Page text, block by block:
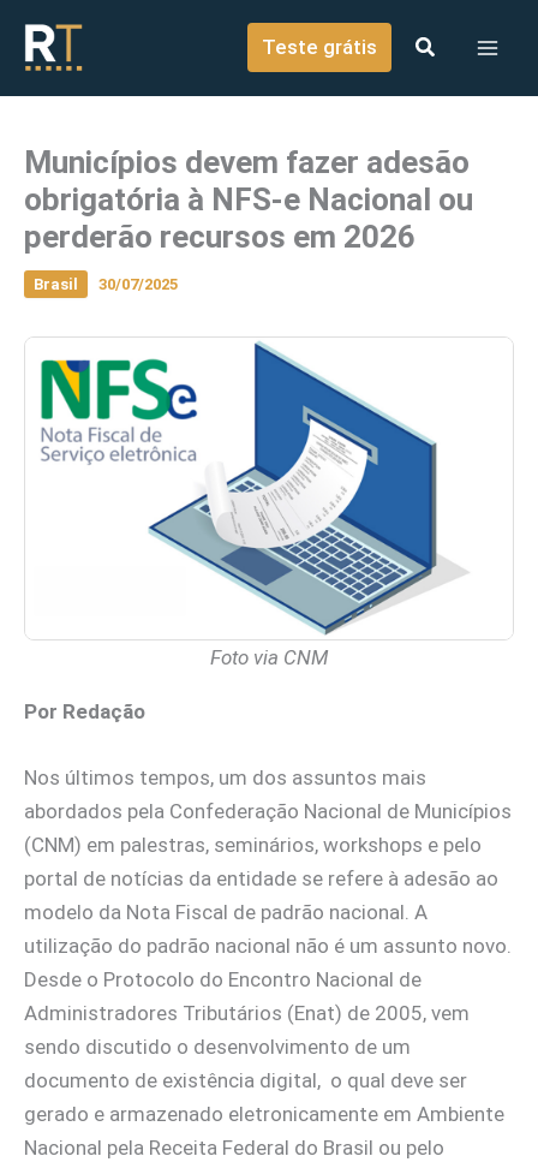
conteúdo
Teste grátis
Municípios devem fazer adesão
obrigatória à NFS-e Nacional ou
perderão recursos em 2026
Brasil 30/07/2025
Foto via CNM
Por Redação
Nos últimos tempos, um dos assuntos mais
abordados pela Confederação Nacional de Municípios
(CNM) em palestras, seminários, workshops e pelo
portal de notícias da entidade se refere à adesão ao
modelo da Nota Fiscal de padrão nacional. A
utilização do padrão nacional não é um assunto novo.
Desde o Protocolo do Encontro Nacional de
Administradores Tributários (Enat) de 2005, vem
sendo discutido o desenvolvimento de um
documento de existência digital, o qual deve ser
gerado e armazenado eletronicamente em Ambiente
Nacional pela Receita Federal do Brasil ou pelo